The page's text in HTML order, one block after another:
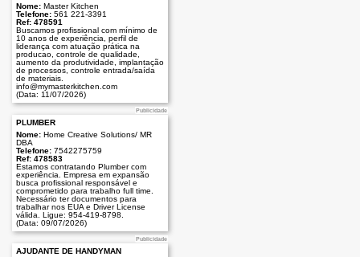
Nome: Master Kitchen
Telefone: 561 221-3391
Ref: 478591
Buscamos profissional com mínimo de
10 anos de experiência, perfil de
liderança com atuação prática na
producao, controle de qualidade,
aumento da produtividade, implantação
de processos, controle entrada/saída
de materiais.
info@mymasterkitchen.com
(Data: 11/07/2026)
Publicidade
PLUMBER
Nome: Home Creative Solutions/ MR
DBA
Telefone: 7542275759
Ref: 478583
Estamos contratando Plumber com
experiência. Empresa em expansão
busca profissional responsável e
comprometido para trabalho full time.
Necessário ter documentos para
trabalhar nos EUA e Driver License
válida. Ligue: 954-419-8798.
(Data: 09/07/2026)
Publicidade
AJUDANTE DE HANDYMAN